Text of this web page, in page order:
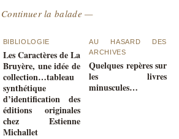
la balade —
BIBLIOLOGIE
Les Caractères de La
Bruyère, une idée de
collection…tableau
synthétique
d’identification des
éditions originales
chez Estienne
Michallet
AU HASARD DES
ARCHIVES
Quelques repères sur
les livres
minuscules…